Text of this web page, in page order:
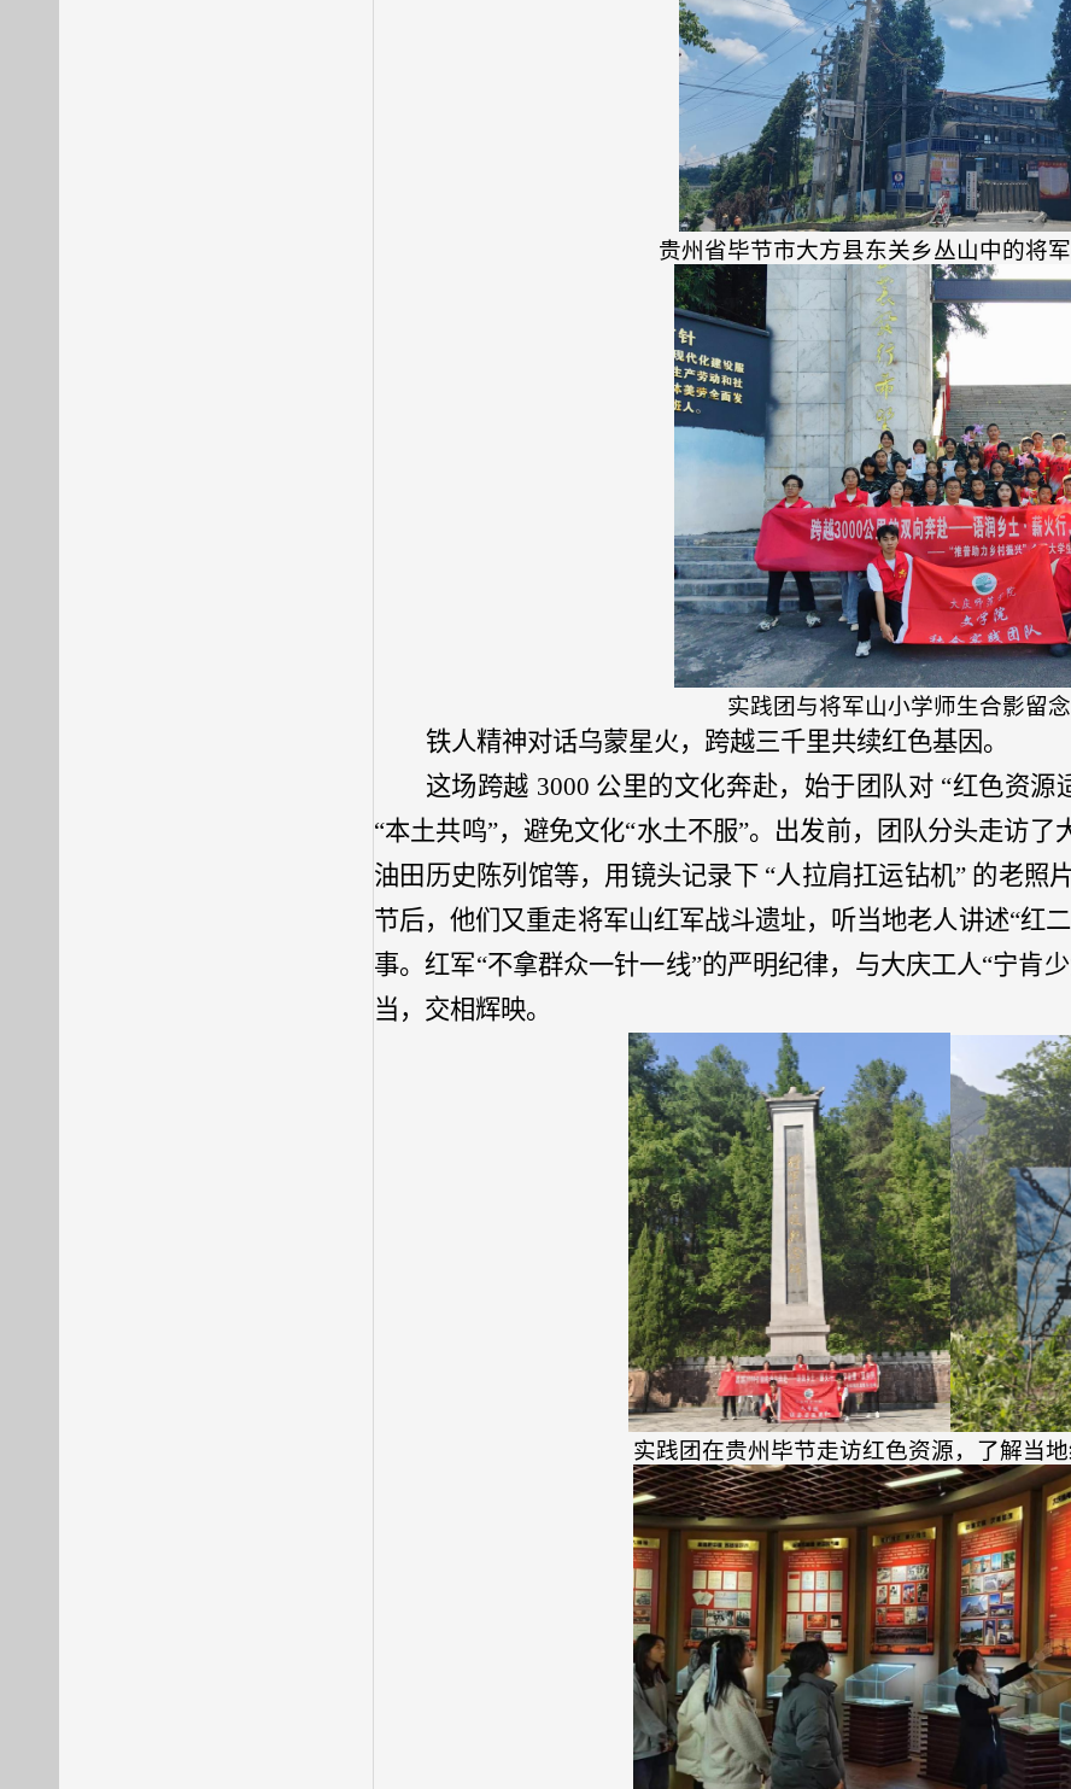
贵州省毕节市大方县东关乡丛山中的将
实践团与将军山小学师生合影留
铁人精神对话乌蒙星火，跨越三千里共续红色基因 。
这场跨越 3000 公里的文化奔赴，始于团队对 “红色资源
“本土共鸣”，避免文化“水土不服”。出发前，团队分头走访
油田历史陈列馆等， 用镜头记录下 “人拉肩扛运钻机” 的老照
节后，他们又重走将军山红军战斗遗址，听当地老人讲述“红
事。红军“不拿群众一针一线”的严明纪律，与大庆工人“宁肯
当，交相辉映。
实践团在贵州毕节走访红色资源，了解当